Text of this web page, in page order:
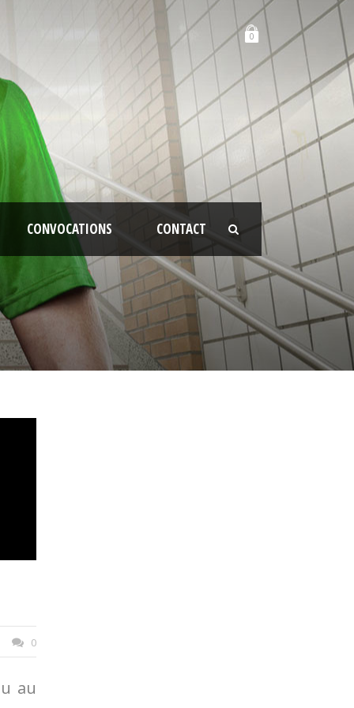
0
CONVOCATIONS CONTACT
0
au